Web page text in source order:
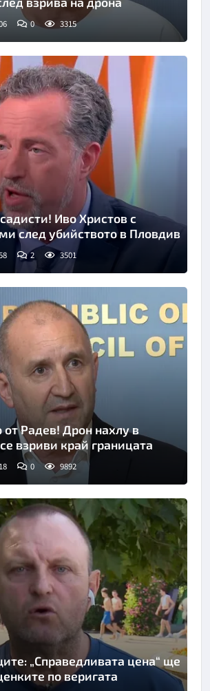
0 3315
Иво Христов с
след убийството в Пловдив
2 3501
Радев! Дрон нахлу в
взриви край границата
0 9892
„Справедливата цена“ ще
по веригата